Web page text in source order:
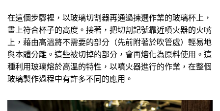
在這個步驟裡，以玻璃切割器再通過揀選作業的玻璃杯上，
畫上符合杯子的高度。接著，把切割記號靠近噴火器的火嘴
上，藉由高溫將不需要的部分（先前附著於吹管處）輕易地
與本體分離。這些被切掉的部分，會再熔化為原料使用。這
種利用玻璃熔於高溫的特性，以噴火器進行的作業，在整個
玻璃製作過程中有許多不同的應用。